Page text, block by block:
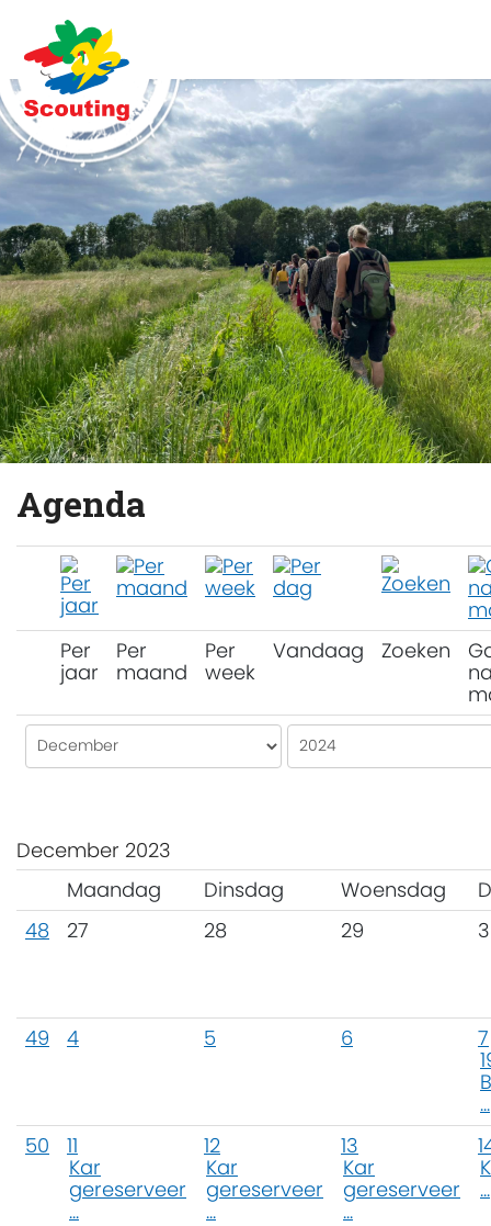
Agenda
Per
jaar
Per
maand
Per
week
Vandaag Zoeken
December 2023
Maandag
Dinsdag Woensdag
48
27 28 29
49 4 5 6
7
...
50
11
Kar
gereserveer
...
12
Kar
gereserveer
...
13
Kar
gereserveer
...
...